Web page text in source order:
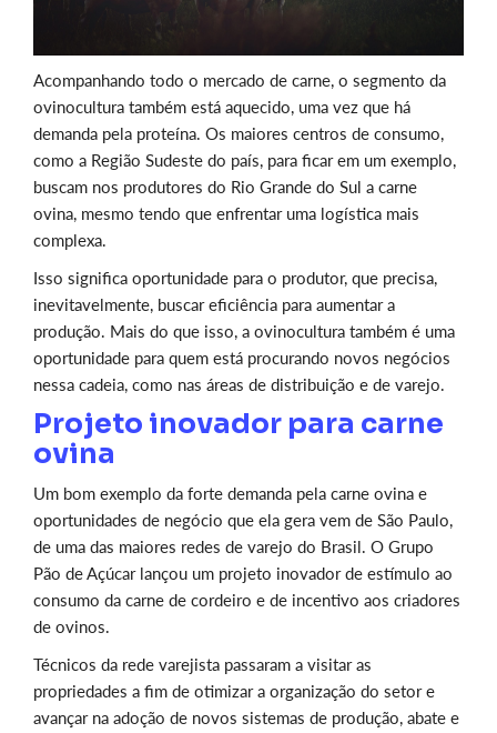
Acompanhando todo o mercado de carne, o segmento da
ovinocultura também está aquecido, uma vez que há
demanda pela proteína. Os maiores centros de consumo,
como a Região Sudeste do país, para ficar em um exemplo,
buscam nos produtores do Rio Grande do Sul a carne
ovina, mesmo tendo que enfrentar uma logística mais
complexa.
Isso significa oportunidade para o produtor, que precisa,
inevitavelmente, buscar eficiência para aumentar a
produção. Mais do que isso, a ovinocultura também é uma
oportunidade para quem está procurando novos negócios
nessa cadeia, como nas áreas de distribuição e de varejo.
Projeto inovador para carne
ovina
Um bom exemplo da forte demanda pela carne ovina e
oportunidades de negócio que ela gera vem de São Paulo,
de uma das maiores redes de varejo do Brasil. O Grupo
Pão de Açúcar lançou um projeto inovador de estímulo ao
consumo da carne de cordeiro e de incentivo aos criadores
de ovinos.
Técnicos da rede varejista passaram a visitar as
propriedades a fim de otimizar a organização do setor e
avançar na adoção de novos sistemas de produção, abate e